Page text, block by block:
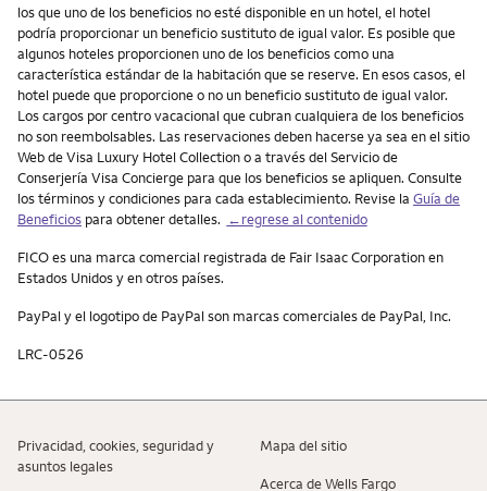
los que uno de los beneficios no esté disponible en un hotel, el hotel
podría proporcionar un beneficio sustituto de igual valor. Es posible que
algunos hoteles proporcionen uno de los beneficios como una
característica estándar de la habitación que se reserve. En esos casos, el
hotel puede que proporcione o no un beneficio sustituto de igual valor.
Los cargos por centro vacacional que cubran cualquiera de los beneficios
no son reembolsables. Las reservaciones deben hacerse ya sea en el sitio
Web de Visa Luxury Hotel Collection o a través del Servicio de
Conserjería Visa Concierge para que los beneficios se apliquen. Consulte
los términos y condiciones para cada establecimiento. Revise la Guía de
Beneficios para obtener detalles. ←regrese al contenido
FICO es una marca comercial registrada de Fair Isaac Corporation en
Estados Unidos y en otros países.
PayPaly el logotipo de PayPalson marcas comerciales de PayPal , Inc.
LRC-0526
Privacidad, cookies, seguridad y
asuntos legales
Mapa del sitio
Acerca de Wells Fargo